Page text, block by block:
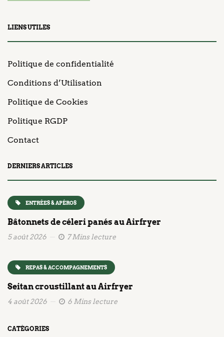
LIENS UTILES
Politique de confidentialité
Conditions d’Utilisation
Politique de Cookies
Politique RGDP
Contact
DERNIERS ARTICLES
ENTRÉES & APÉROS
Bâtonnets de céleri panés au Airfryer
5 août 2026 7 Mins lecture
REPAS & ACCOMPAGNEMENTS
Seitan croustillant au Airfryer
4 août 2026 6 Mins lecture
CATÉGORIES